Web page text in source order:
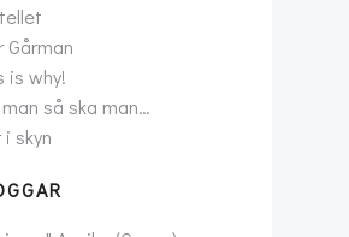
Gårman
is why!
så ska man…
i skyn